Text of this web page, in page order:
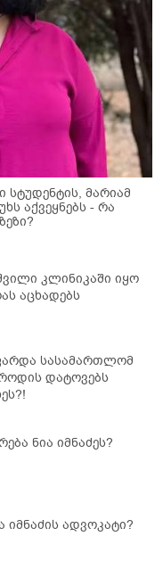
მარიამ
აქვეყნებს - რა
კლინიკაში იყო
აცხადებს
სასამართლომ
დატოვებს
ნია იმნაძეს?
იმნაძის ადვოკატი?